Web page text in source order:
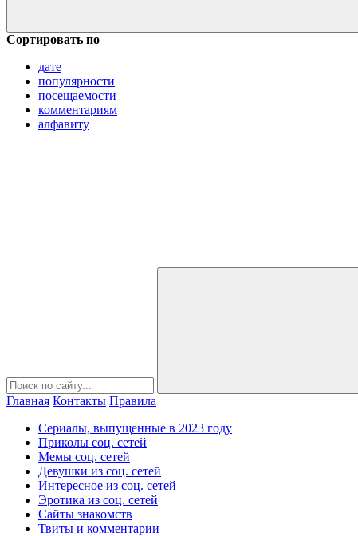
Сортировать по
дате
популярности
посещаемости
комментариям
алфавиту
Главная Контакты Правила
Сериалы, выпущенные в 2023 году
Приколы соц. сетей
Мемы соц. сетей
Девушки из соц. сетей
Интересное из соц. сетей
Эротика из соц. сетей
Сайты знакомств
Твиты и комментарии